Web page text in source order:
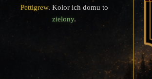
Pettigrew. Kolor ich domu to
zielony.